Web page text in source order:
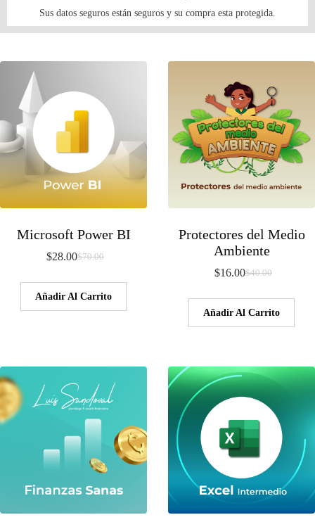
Sus datos seguros están seguros y su compra esta protegida.
Microsoft Power BI
$70.00
El
original
$28.00El
actual
Añadir Al Carrito
Protectores del Medio
Ambiente
$40.00
El
original
$16.00El
actual
Añadir Al Carrito